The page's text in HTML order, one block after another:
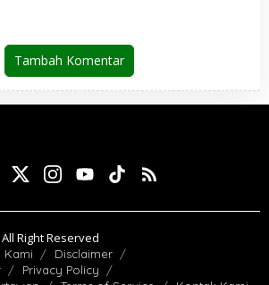
Tambah Komentar
Right Reserved
Kami
Disclaimer
Privacy Policy